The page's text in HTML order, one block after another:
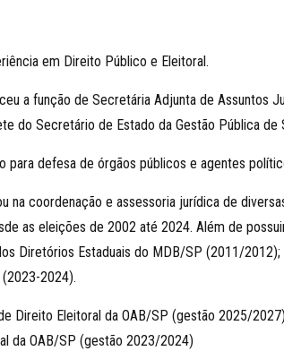
em Direito Público e Eleitoral.
a função de Secretária Adjunta de Assuntos
do Secretário de Estado da Gestão Pública de
para defesa de órgãos públicos e agentes
na coordenação e assessoria jurídica de
as eleições de 2002 até 2024. Além de
Diretórios Estaduais do MDB/SP (2011/
2024).
Direito Eleitoral da OAB/SP (gestão 2025/2027)
da OAB/SP (gestão 2023/2024)